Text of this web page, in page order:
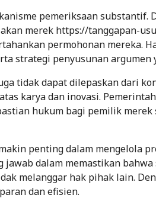
pemeriksaan substantif.
merek https://tanggapan-
permohonan mereka.
strategi penyusunan argumen
tidak dapat dilepaskan dari
karya dan inovasi.
hukum bagi pemilik merek
penting dalam mengelola
jawab dalam memastikan
melanggar hak pihak lain.
dan efisien.